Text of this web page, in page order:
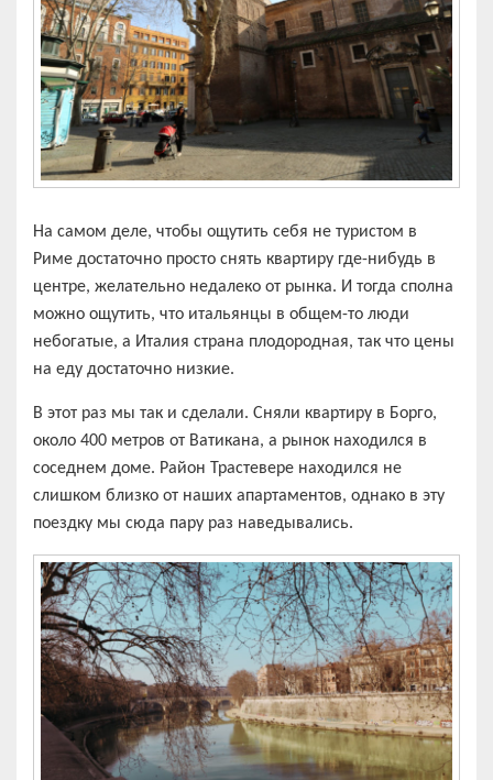
На самом деле, чтобы ощутить себя не туристом в
Риме достаточно просто снять квартиру где-нибудь в
центре, желательно недалеко от рынка. И тогда сполна
можно ощутить, что итальянцы в общем-то люди
небогатые, а Италия страна плодородная, так что цены
на еду достаточно низкие.
В этот раз мы так и сделали. Сняли квартиру в Борго,
около 400 метров от Ватикана, а рынок находился в
соседнем доме. Район Трастевере находился не
слишком близко от наших апартаментов, однако в эту
поездку мы сюда пару раз наведывались.